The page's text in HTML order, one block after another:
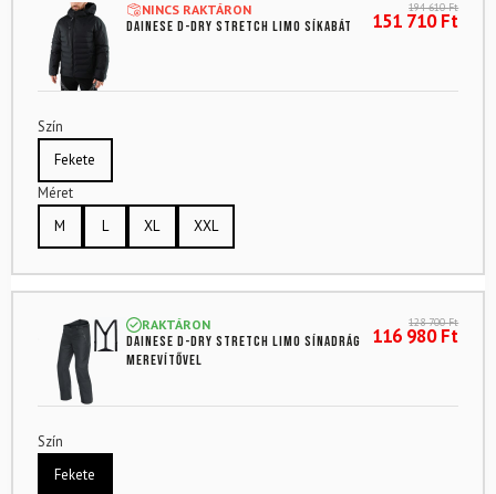
NINCS RAKTÁRON
DAINESE D-Dry Stretch Limo síkabát
194 610Ft
151 710Ft
Szín
Fekete
Méret
M
L XL XXL
RAKTÁRON
DAINESE D-Dry Stretch Limo sínadrág
merevítővel
128 700Ft
116 980Ft
Szín
Fekete